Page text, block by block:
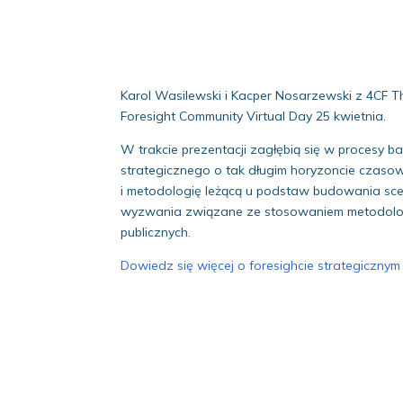
Karol Wasilewski i Kacper Nosarzewski z 4CF
Foresight Community Virtual Day 25 kwietnia.
W trakcie prezentacji zagłębią się w procesy
strategicznego o tak długim horyzoncie
i metodologię leżącą u podstaw budowania
wyzwania związane ze stosowaniem
publicznych.
Dowiedz się więcej o foresighcie strategicznym